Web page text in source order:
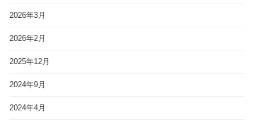
2026年3月
2026年2月
2025年12月
2024年9月
2024年4月